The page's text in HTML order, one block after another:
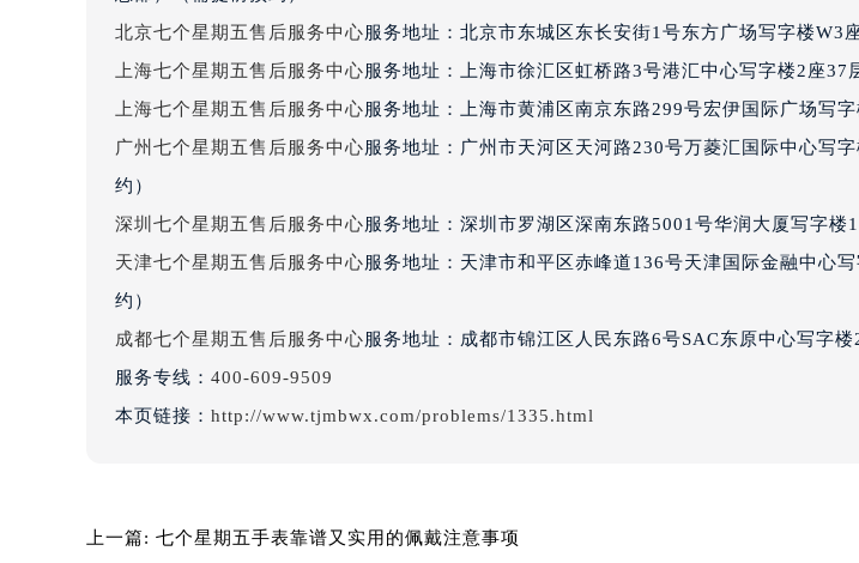
黑龙江省七台河市桃山区大同街七个星期五售后服务中心（需提前预约）
黑龙江省齐齐哈尔市龙沙区龙华路七个星期五售后服务中心（需提前预约）
黑龙江省双鸭山市尖山区新兴大街七个星期五售后服务中心（需提前预约）
黑龙江省绥化市北林区新华街与康庄路交叉口七个星期五售后服务中心（需
吉林省白山市浑江区浑江大街七个星期五售后服务中心（需提前预约）
吉林省吉林市船营区河南街七个星期五售后服务中心（需提前预约）
吉林省梅河口市新华街道梅河大街七个星期五售后服务中心（需提前预约）
吉林省四平市铁东区紫气大路与南九经街交汇处七个星期五售后服务中心（
吉林省松原市宁江区五环大街七个星期五售后服务中心（需提前预约）
辽宁省本溪市平山区胜利路七个星期五售后服务中心（需提前预约）
北京七个星期五售后服务中心服务地址：北京市东城区东长安街1号东方广场写字楼W3
上海七个星期五售后服务中心服务地址：上海市徐汇区虹桥路3号港汇中心写字楼2座37
上海七个星期五售后服务中心服务地址：上海市黄浦区南京东路299号宏伊国际广场写
广州七个星期五售后服务中心服务地址：广州市天河区天河路230号万菱汇国际中心写
约）
深圳七个星期五售后服务中心服务地址：深圳市罗湖区深南东路5001号华润大厦写字楼
天津七个星期五售后服务中心服务地址：天津市和平区赤峰道136号天津国际金融中心
约）
成都七个星期五售后服务中心服务地址：成都市锦江区人民东路6号SAC东原中心写字楼
服务专线： 400-609-9509
本页链接： http://www.tjmbwx.com/problems/1335.html
上一篇: 七个星期五手表靠谱又实用的佩戴注意事项